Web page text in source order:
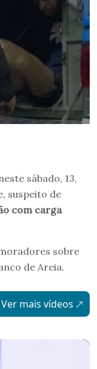
sábado, 13,
suspeito de
com carga
sobre
de Areia.
Ver mais vídeos